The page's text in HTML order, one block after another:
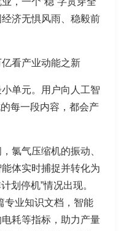
济无惧风雨、稳毅前
看产业动能之新
单元。用户向人工智
每一段内容，都会产
氯气压缩机的振动、
体实时捕捉并转化为
划停机”情况出现。
专业知识文档，智能
耗等指标，助力产量